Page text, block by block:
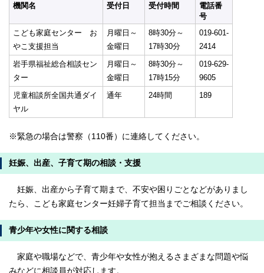
機関名 受付日 受付時間
電話番
号
こども家庭センター お
やこ支援担当
月曜日～
金曜日
8時30分～
17時30分
019-601-
2414
岩手県福祉総合相談セン
ター
月曜日～
金曜日
8時30分～
17時15分
019-629-
9605
児童相談所全国共通ダイ
ヤル
通年 24時間 189
※緊急の場合は警察（110番）に連絡してください。
妊娠、出産、子育て期の相談・支援
妊娠、出産から子育て期まで、不安や困りごとなどがありまし
たら、こども家庭センター妊婦子育て担当までご相談ください。
青少年や女性に関する相談
家庭や職場などで、青少年や女性が抱えるさまざまな問題や悩
みなどに相談員が対応します。